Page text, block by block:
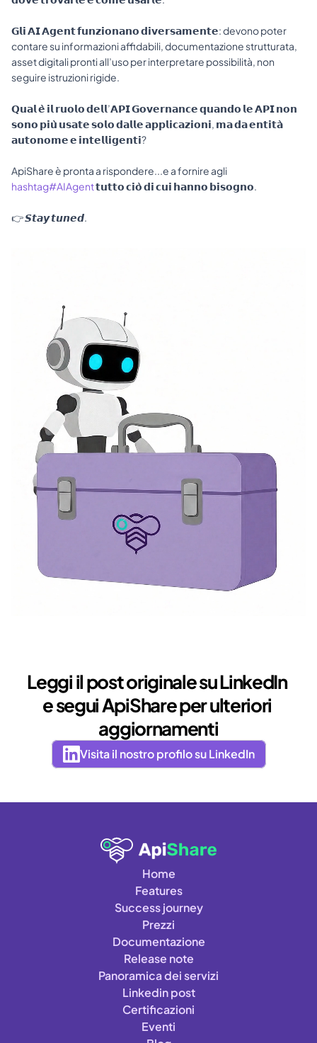
𝗚𝗹𝗶 𝗔𝗜 𝗔𝗴𝗲𝗻𝘁 𝗳𝘂𝗻𝘇𝗶𝗼𝗻𝗮𝗻𝗼 𝗱𝗶𝘃𝗲𝗿𝘀𝗮𝗺𝗲𝗻𝘁𝗲: devono poter
contare su informazioni affidabili, documentazione strutturata,
asset digitali pronti all’uso per interpretare possibilità, non
seguire istruzioni rigide.
𝗤𝘂𝗮𝗹 𝗲̀ 𝗶𝗹 𝗿𝘂𝗼𝗹𝗼 𝗱𝗲𝗹𝗹’𝗔𝗣𝗜 𝗚𝗼𝘃𝗲𝗿𝗻𝗮𝗻𝗰𝗲 𝗾𝘂𝗮𝗻𝗱𝗼 𝗹𝗲 𝗔𝗣𝗜 𝗻𝗼𝗻
𝘀𝗼𝗻𝗼 𝗽𝗶𝘂̀ 𝘂𝘀𝗮𝘁𝗲 𝘀𝗼𝗹𝗼 𝗱𝗮𝗹𝗹𝗲 𝗮𝗽𝗽𝗹𝗶𝗰𝗮𝘇𝗶𝗼𝗻𝗶, 𝗺𝗮 𝗱𝗮 𝗲𝗻𝘁𝗶𝘁𝗮̀
𝗮𝘂𝘁𝗼𝗻𝗼𝗺𝗲 𝗲 𝗶𝗻𝘁𝗲𝗹𝗹𝗶𝗴𝗲𝗻𝘁𝗶?
hashtag#AIAgent 𝘁𝘂𝘁𝘁𝗼 𝗰𝗶𝗼̀ 𝗱𝗶 𝗰𝘂𝗶 𝗵𝗮𝗻𝗻𝗼 𝗯𝗶𝘀𝗼𝗴𝗻𝗼.
👉 𝙎𝙩𝙖𝙮 𝙩𝙪𝙣𝙚𝙙.
Leggi il post originale su LinkedIn
e segui ApiShare per ulteriori
aggiornamenti
Visita il nostro profilo su LinkedIn
Home
Features
Success journey
Prezzi
Documentazione
Release note
Panoramica dei servizi
Linkedin post
Certificazioni
Eventi